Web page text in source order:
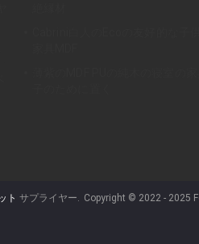
ト サプライヤー. Copyright © 2022 - 2025